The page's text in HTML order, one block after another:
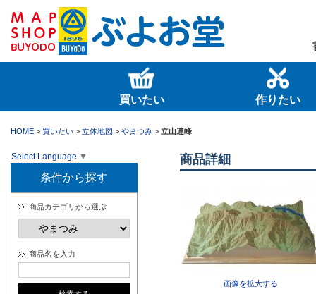
買いたい 作りたい
HOME > 買いたい > 立体地図 > やまつみ > 立山連峰
Select Language ▼
条件から探す
商品カテゴリから選ぶ
商品名を入力
商品詳細
画像を拡大する